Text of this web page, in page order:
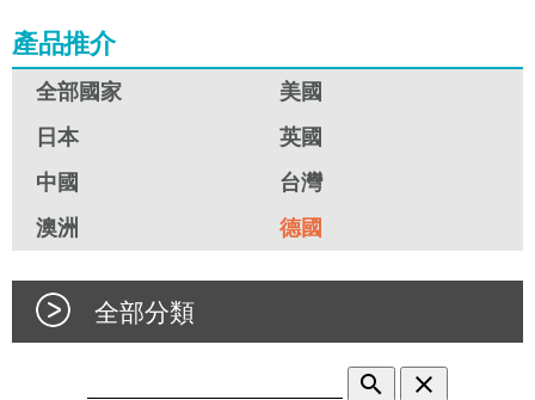
產品推介
全部國家
美國
日本
英國
中國
台灣
澳洲
德國
全部分類
search clear